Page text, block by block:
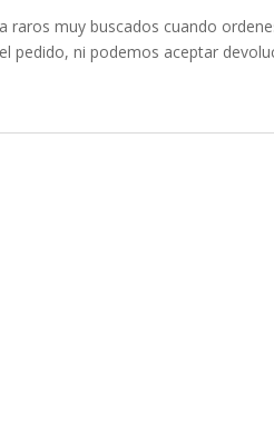
raros muy buscados cuando
pedido, ni podemos aceptar